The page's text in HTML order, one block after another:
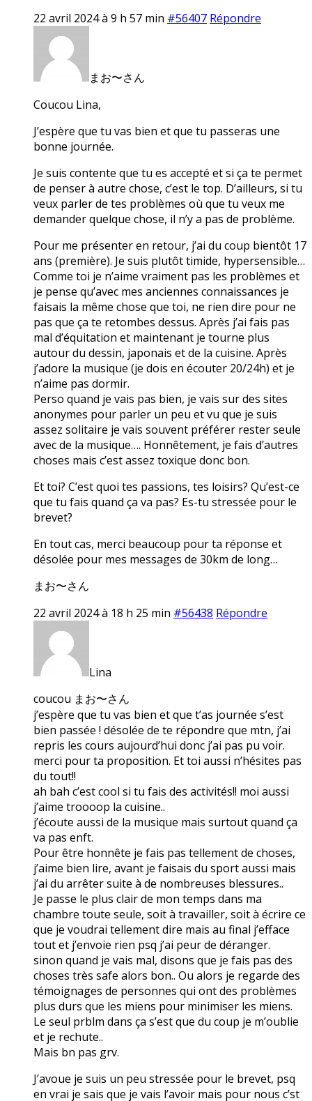
22 avril 2024 à 9 h 57 min #56407 Répondre
まお〜さん
Coucou Lina,
J’espère que tu vas bien et que tu passeras une
bonne journée.
Je suis contente que tu es accepté et si ça te permet
de penser à autre chose, c’est le top. D’ailleurs, si tu
veux parler de tes problèmes où que tu veux me
demander quelque chose, il n’y a pas de problème.
Pour me présenter en retour, j’ai du coup bientôt 17
ans (première). Je suis plutôt timide, hypersensible…
Comme toi je n’aime vraiment pas les problèmes et
je pense qu’avec mes anciennes connaissances je
faisais la même chose que toi, ne rien dire pour ne
pas que ça te retombes dessus. Après j’ai fais pas
mal d’équitation et maintenant je tourne plus
autour du dessin, japonais et de la cuisine. Après
j’adore la musique (je dois en écouter 20/24h) et je
n’aime pas dormir.
Perso quand je vais pas bien, je vais sur des sites
anonymes pour parler un peu et vu que je suis
assez solitaire je vais souvent préférer rester seule
avec de la musique…. Honnêtement, je fais d’autres
choses mais c’est assez toxique donc bon.
Et toi? C’est quoi tes passions, tes loisirs? Qu’est-ce
que tu fais quand ça va pas? Es-tu stressée pour le
brevet?
En tout cas, merci beaucoup pour ta réponse et
désolée pour mes messages de 30km de long…
まお〜さん
22 avril 2024 à 18 h 25 min #56438 Répondre
Lina
coucou まお〜さん
j’espère que tu vas bien et que t’as journée s’est
bien passée ! désolée de te répondre que mtn, j’ai
repris les cours aujourd’hui donc j’ai pas pu voir.
merci pour ta proposition. Et toi aussi n’hésites pas
du tout!!
ah bah c’est cool si tu fais des activités!! moi aussi
j’aime troooop la cuisine..
j’écoute aussi de la musique mais surtout quand ça
va pas enft.
Pour être honnête je fais pas tellement de choses,
j’aime bien lire, avant je faisais du sport aussi mais
j’ai du arrêter suite à de nombreuses blessures..
Je passe le plus clair de mon temps dans ma
chambre toute seule, soit à travailler, soit à écrire ce
que je voudrai tellement dire mais au final j’efface
tout et j’envoie rien psq j’ai peur de déranger.
sinon quand je vais mal, disons que je fais pas des
choses très safe alors bon.. Ou alors je regarde des
témoignages de personnes qui ont des problèmes
plus durs que les miens pour minimiser les miens.
Le seul prblm dans ça s’est que du coup je m’oublie
et je rechute..
Mais bn pas grv.
J’avoue je suis un peu stressée pour le brevet, psq
en vrai je sais que je vais l’avoir mais pour nous c’st